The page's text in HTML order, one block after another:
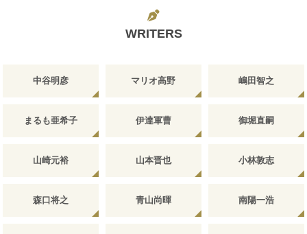
WRITERS
中谷明彦 マリオ高野 嶋田智之
まるも亜希子 伊達軍曹 御堀直嗣
山崎元裕 山本晋也 小林敦志
森口将之 青山尚暉 南陽一浩